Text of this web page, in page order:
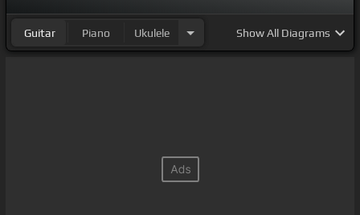
Guitar Piano Ukulele ShowAll Diagrams